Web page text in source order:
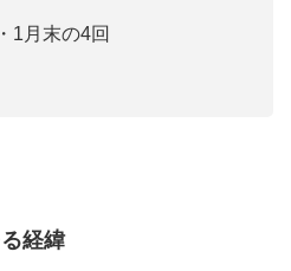
1月末の4回
経緯